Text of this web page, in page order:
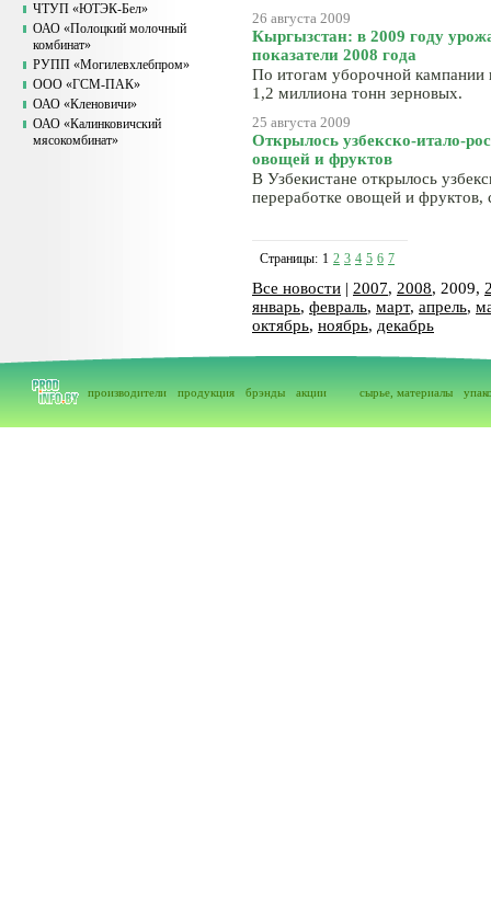
ЧТУП «ЮТЭК-Бел»
ОАО «Полоцкий молочный
комбинат»
РУПП «Могилевхлебпром»
ООО «ГСМ-ПАК»
ОАО «Кленовичи»
ОАО «Калинковичский
мясокомбинат»
26 августа 2009
Кыргызстан: в 2009 году
показатели 2008 года
По итогам уборочной кампании
1,2 миллиона тонн зерновых.
25 августа 2009
Открылось узбекско-итало-
овощей и фруктов
В Узбекистане открылось
переработке овощей и
Страницы: 1 2 3 4 5 6 7
Все новости | 2007, 2008, 2009,
январь, февраль, март, апрель,
октябрь, ноябрь, декабрь
производители продукция брэнды акции сырье, материалы